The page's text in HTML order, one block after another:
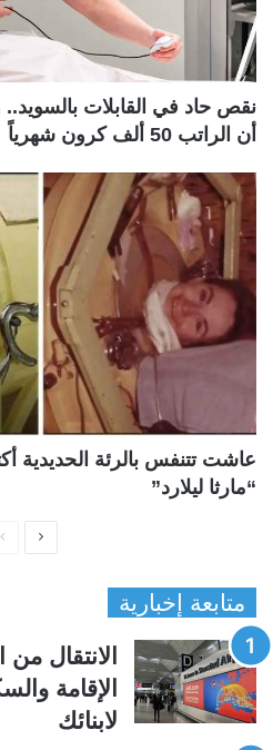
نقص حاد في القابلات
أن الراتب 50 ألف كرون شهرياً
“مارثا ليلارد”
ح
متابعة إخبارية
الانتقال
الإقامة
لابنائك